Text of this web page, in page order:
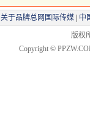
关于品牌总网国际传媒 中
版权
Copyright ©